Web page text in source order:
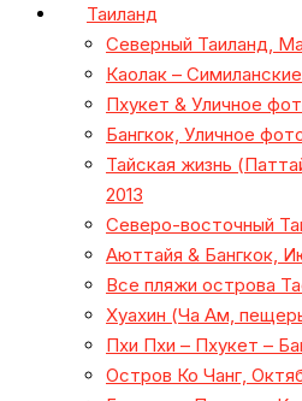
Таиланд
Северный Таиланд,
Каолак –
Пхукет & Уличное
Бангкок, Уличное
Тайская жизнь
2013
Северо-восточный
Аюттайя & Бангкок,
Все пляжи острова
Хуахин (Ча Ам,
Пхи Пхи – Пхукет –
Остров Ко Чанг,